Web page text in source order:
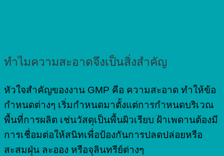
ทำไมความสะอาดจึงเป็นสิ่งสำคัญ
หัวใจสำคัญของงาน GMP คือ ความสะอาด ทำให้ข้อ
กำหนดต่างๆ เริ่มกำหนดมาตั้งแต่การกำหนดบริเวณ
พื้นที่การผลิต เช่นวัสดุเป็นพื้นผิวเรียบ ฝ้าเพดานต้องมี
การเชื่อมต่อให้สนิทเพื่อป้องกันการปลดปล่อยหรือ
สะสมฝุ่น ละออง หรือจุลินทรีย์ต่างๆ